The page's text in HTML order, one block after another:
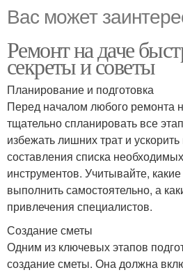
Вас может
Ремонт на даче
секреты и советы
Планирование и подготовка
Перед началом любого ремонта
тщательно спланировать все
избежать лишних трат и
составления списка
инструментов. Учитывайте,
выполнить самостоятельно, а
привлечения специалистов.
Создание сметы
Одним из ключевых этапов
создание сметы. Она должна